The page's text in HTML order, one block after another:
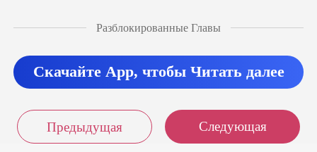
Разблокированные Главы
Скачайте App, чтобы Читать далее
Предыдущая Следующая